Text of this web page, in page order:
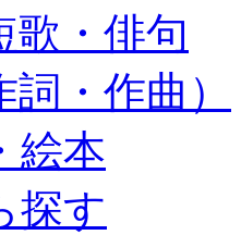
歌・俳句
・作曲）
絵本
探す